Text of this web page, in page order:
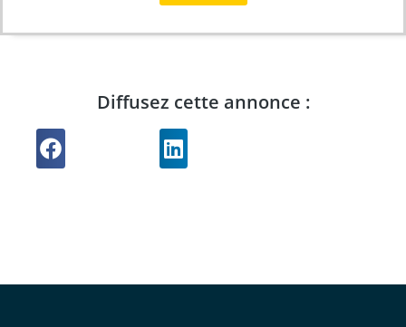
Diffusez cette annonce :